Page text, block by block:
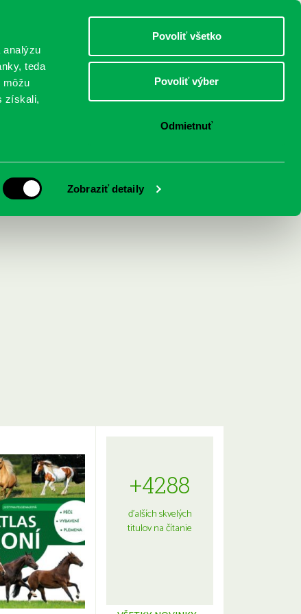
analýzu
teda
môžu
získali,
Zobraziť detaily
Povoliť všetko
Povoliť výber
Odmietnuť
DOSPELÍ
pred búrkou
+4288
ďalších skvelých
titulov na čítanie